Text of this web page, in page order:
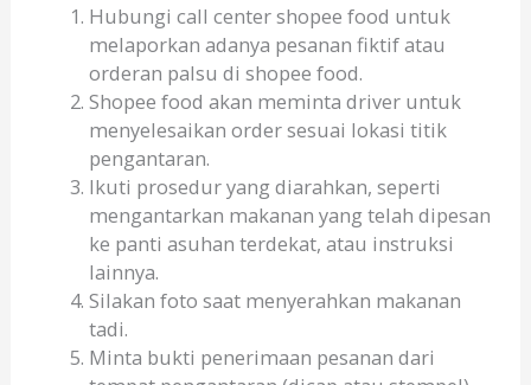
Hubungi call center shopee food untuk
melaporkan adanya pesanan fiktif atau
orderan palsu di shopee food.
Shopee food akan meminta driver untuk
menyelesaikan order sesuai lokasi titik
pengantaran.
Ikuti prosedur yang diarahkan, seperti
mengantarkan makanan yang telah dipesan
ke panti asuhan terdekat, atau instruksi
lainnya.
Silakan foto saat menyerahkan makanan
tadi.
Minta bukti penerimaan pesanan dari